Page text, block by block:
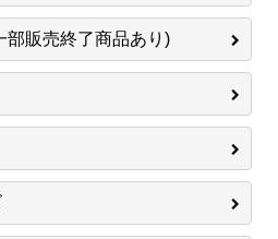
部販売終了商品あり)